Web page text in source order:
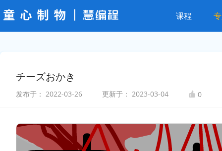
课程
チーズおかき
发布于： 2022-03-26 更新于： 2023-03-04 0